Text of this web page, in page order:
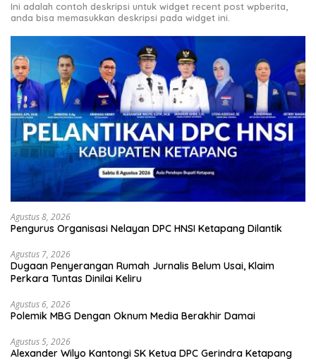
Ini adalah contoh deskripsi untuk widget recent post wpberita,
anda bisa memasukkan deskripsi pada widget ini.
Agustus 8, 2026
Pengurus Organisasi Nelayan DPC HNSI Ketapang Dilantik
Agustus 7, 2026
Dugaan Penyerangan Rumah Jurnalis Belum Usai, Klaim
Perkara Tuntas Dinilai Keliru
Agustus 6, 2026
Polemik MBG Dengan Oknum Media Berakhir Damai
Agustus 5, 2026
Alexander Wilyo Kantongi SK Ketua DPC Gerindra Ketapang